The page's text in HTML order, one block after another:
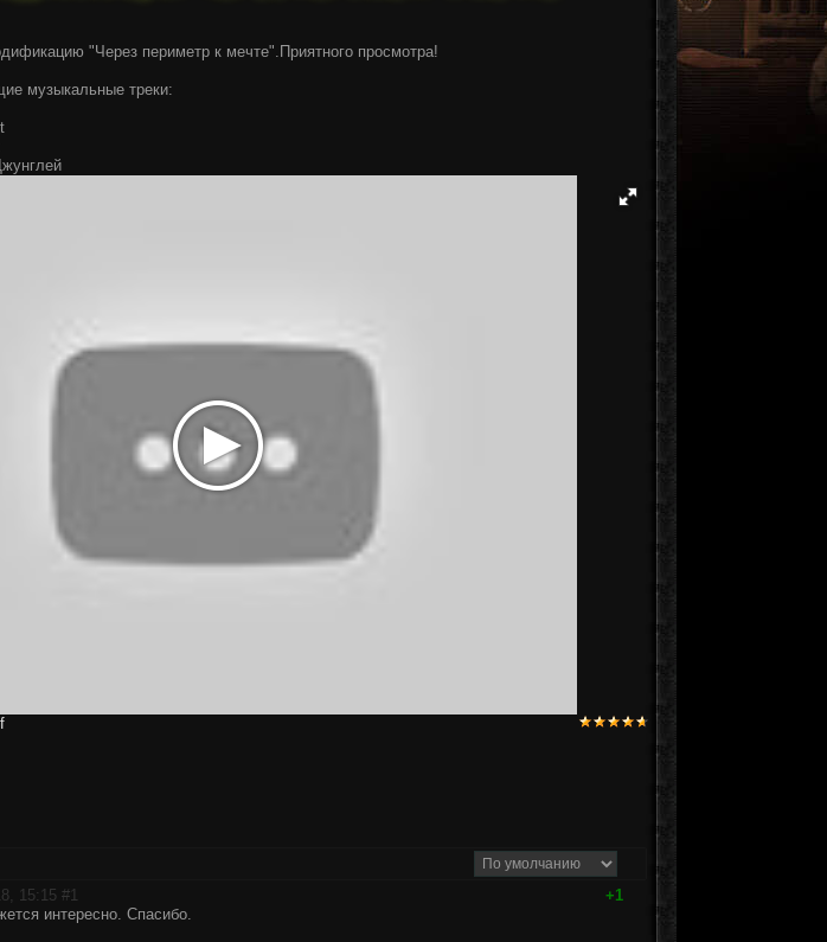
"Через периметр к мечте".Приятного просмотра!
музыкальные треки:
15:15 #1
+1
интересно. Спасибо.